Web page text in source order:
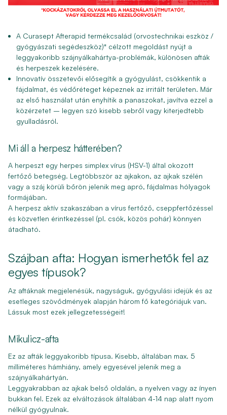
A Curasept Afterapid termékcsalád (orvostechnikai eszköz /
gyógyászati segédeszköz)* célzott megoldást nyújt a
leggyakoribb szájnyálkahártya-problémák, különösen afták
és herpeszek kezelésére.
Innovatív összetevői elősegítik a gyógyulást, csökkentik a
fájdalmat, és védőréteget képeznek az irritált területen. Már
az első használat után enyhítik a panaszokat, javítva ezzel a
közérzetet – legyen szó kisebb sebről vagy kiterjedtebb
gyulladásról.
Mi áll a herpesz hátterében?
A herpeszt egy herpes simplex vírus (HSV-1) által okozott
fertőző betegség. Legtöbbször az ajkakon, az ajkak szélén
vagy a száj körüli bőrön jelenik meg apró, fájdalmas hólyagok
formájában.
A herpesz aktív szakaszában a vírus fertőző, cseppfertőzéssel
és közvetlen érintkezéssel (pl. csók, közös pohár) könnyen
átadható.
Szájban afta: Hogyan ismerhetők fel az
egyes típusok?
Az aftáknak megjelenésük, nagyságuk, gyógyulási idejük és az
esetleges szövődmények alapján három fő kategóriájuk van.
Lássuk most ezek jellegzetességeit!
Mikulicz-afta
Ez az afták leggyakoribb típusa. Kisebb, általában max. 5
milliméteres hámhiány, amely egyesével jelenik meg a
szájnyálkahártyán.
Leggyakrabban az ajkak belső oldalán, a nyelven vagy az ínyen
bukkan fel. Ezek az elváltozások általában 4-14 nap alatt nyom
nélkül gyógyulnak.